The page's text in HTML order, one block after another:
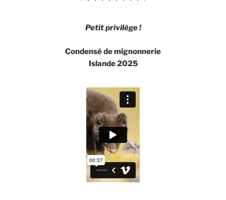
Petit privilège !
Condensé de mignonnerie
Islande 2025